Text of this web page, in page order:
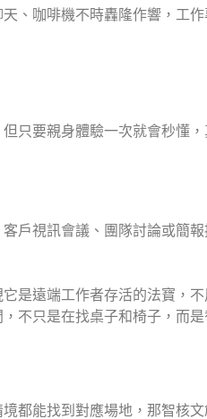
、咖啡機不時轟隆作響，工
只要親身體驗一次就會秒懂
戶視訊會議、團隊討論或簡
遠端工作者存活的法寶，
不只是在找桌子和椅子，而
都能找到對應場地，那智核